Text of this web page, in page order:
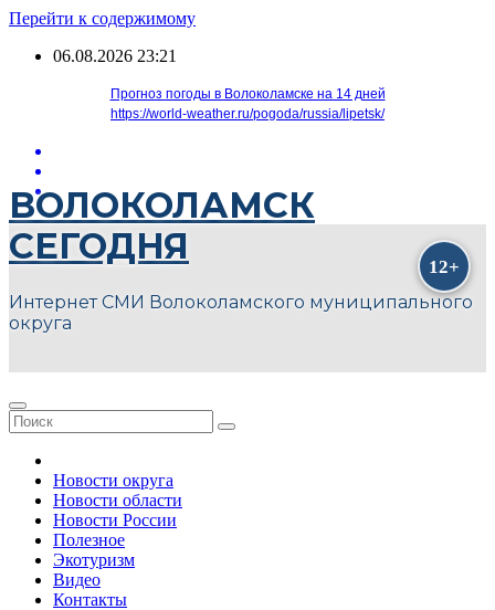
Перейти к содержимому
06.08.2026 23:21
Прогноз погоды в Волоколамске на 14 дней
https://world-weather.ru/pogoda/russia/lipetsk/
ВОЛОКОЛАМСК
СЕГОДНЯ
Интернет СМИ Волоколамского муниципального
округа
Новости округа
Новости области
Новости России
Полезное
Экотуризм
Видео
Контакты